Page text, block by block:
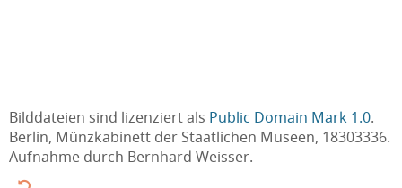
Bilddateien sind lizenziert als Public Domain Mark 1.0.
Berlin, Münzkabinett der Staatlichen Museen, 18303336.
Aufnahme durch Bernhard Weisser.